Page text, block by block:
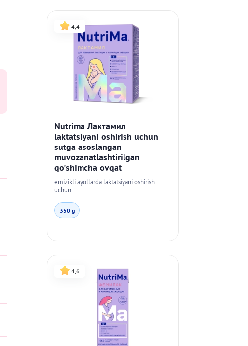
4,4
Nutrima Лактамил
laktatsiyani oshirish uchun
sutga asoslangan
muvozanatlashtirilgan
qo'shimcha ovqat
emizikli ayollarda laktatsiyani oshirish
uchun
350 g
4,6